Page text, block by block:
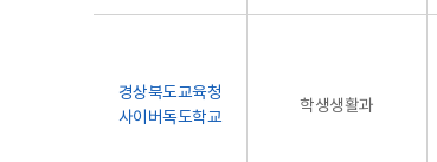
경상북도교육청
사이버독도학교
학생생활과